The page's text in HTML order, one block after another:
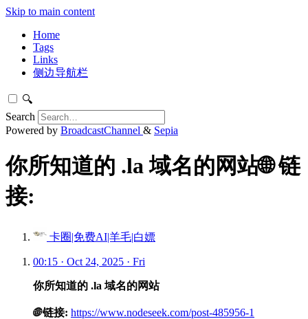
Skip to main content
Home
Tags
Links
侧边导航栏
🔍
Search
Powered by BroadcastChannel & Sepia
你所知道的 .la 域名的网站🌐 链
接:
卡圈|免费AI|羊毛|白嫖
00:15 · Oct 24, 2025 · Fri
你所知道的 .la 域名的网站
🌐 链接: https://www.nodeseek.com/post-485956-1